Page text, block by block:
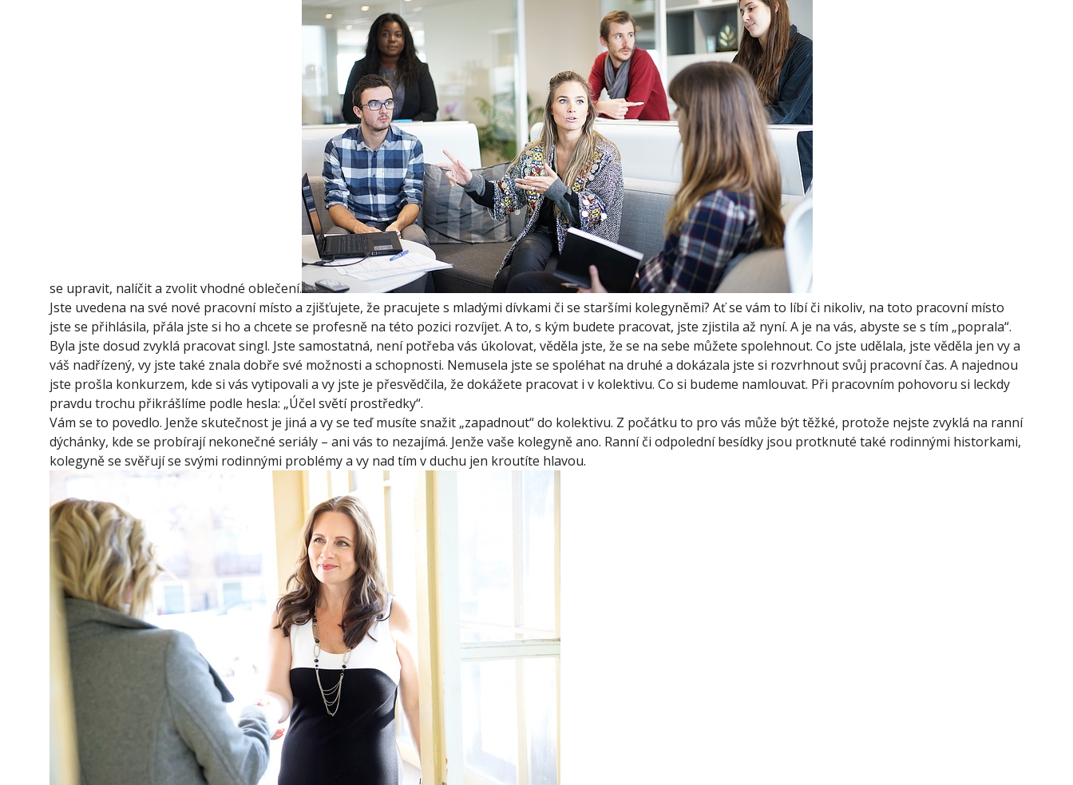
se upravit, nalíčit a zvolit vhodné oblečení.
Jste uvedena na své nové pracovní místo a zjišťujete, že pracujete s mladými dívkami či se staršími kolegyněmi? Ať se vám to líbí či nikoliv, na toto pracovní místo
jste se přihlásila, přála jste si ho a chcete se profesně na této pozici rozvíjet. A to, s kým budete pracovat, jste zjistila až nyní. A je na vás, abyste se s tím „poprala“.
Byla jste dosud zvyklá pracovat singl. Jste samostatná, není potřeba vás úkolovat, věděla jste, že se na sebe můžete spolehnout. Co jste udělala, jste věděla jen vy a
váš nadřízený, vy jste také znala dobře své možnosti a schopnosti. Nemusela jste se spoléhat na druhé a dokázala jste si rozvrhnout svůj pracovní čas. A najednou
jste prošla konkurzem, kde si vás vytipovali a vy jste je přesvědčila, že dokážete pracovat i v kolektivu. Co si budeme namlouvat. Při pracovním pohovoru si leckdy
pravdu trochu přikrášlíme podle hesla: „Účel světí prostředky“.
Vám se to povedlo. Jenže skutečnost je jiná a vy se teď musíte snažit „zapadnout“ do kolektivu. Z počátku to pro vás může být těžké, protože nejste zvyklá na ranní
dýchánky, kde se probírají nekonečné seriály – ani vás to nezajímá. Jenže vaše kolegyně ano. Ranní či odpolední besídky jsou protknuté také rodinnými historkami,
kolegyně se svěřují se svými rodinnými problémy a vy nad tím v duchu jen kroutíte hlavou.